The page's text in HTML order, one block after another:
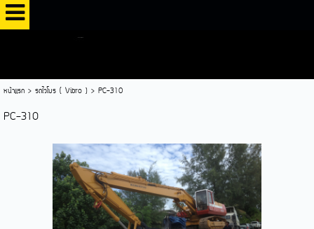
หน้าแรก> รถไวโบร ( Vibro )> PC-310
PC-310